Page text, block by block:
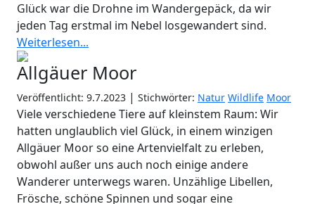
Glück war die Drohne im Wandergepäck, da wir
jeden Tag erstmal im Nebel losgewandert sind.
Weiterlesen...
Allgäuer Moor
Veröffentlicht: 9.7.2023 | Stichwörter: Natur Wildlife Moor
Viele verschiedene Tiere auf kleinstem Raum: Wir
hatten unglaublich viel Glück, in einem winzigen
Allgäuer Moor so eine Artenvielfalt zu erleben,
obwohl außer uns auch noch einige andere
Wanderer unterwegs waren. Unzählige Libellen,
Frösche, schöne Spinnen und sogar eine